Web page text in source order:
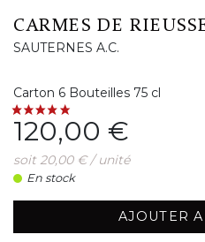
CARMES DE
SAUTERNES A.C.
Carton 6 Bouteilles 75 cl
Prix
120,00 €
soit 20,00 € / unité
En stock
AJOUTER